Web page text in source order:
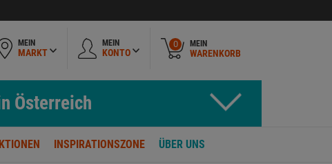
MEIN
MARKT
MEIN
KONTO
0 MEIN
WARENKORB
Österreich
INSPIRATIONSZONE ÜBER UNS